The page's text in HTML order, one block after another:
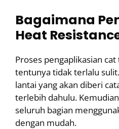
Bagaimana
Heat
Proses pengaplikasian
tentunya tidak terlalu
lantai yang akan diberi
terlebih dahulu.
seluruh bagian
dengan mudah.